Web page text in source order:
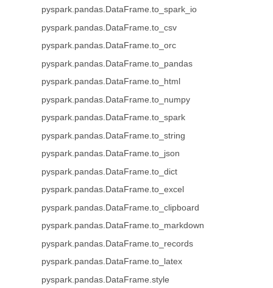
pyspark.pandas.DataFrame.to_spark_io
pyspark.pandas.DataFrame.to_csv
pyspark.pandas.DataFrame.to_orc
pyspark.pandas.DataFrame.to_pandas
pyspark.pandas.DataFrame.to_html
pyspark.pandas.DataFrame.to_numpy
pyspark.pandas.DataFrame.to_spark
pyspark.pandas.DataFrame.to_string
pyspark.pandas.DataFrame.to_json
pyspark.pandas.DataFrame.to_dict
pyspark.pandas.DataFrame.to_excel
pyspark.pandas.DataFrame.to_clipboard
pyspark.pandas.DataFrame.to_markdown
pyspark.pandas.DataFrame.to_records
pyspark.pandas.DataFrame.to_latex
pyspark.pandas.DataFrame.style